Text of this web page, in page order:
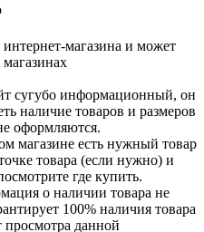
магазина и может
сугубо инф­ормационный, он
наличие това­ров и размеров
оформляются.
магазине есть нужный товар
товара (если нужно) и
где купить.
о наличии товара не
100% наличия тов­ара
просмо­тра данной